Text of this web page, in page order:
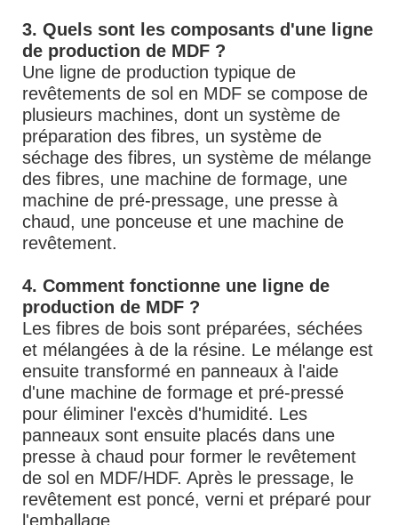
3. Quels sont les composants d'une ligne
de production de MDF ?
Une ligne de production typique de
revêtements de sol en MDF se compose de
plusieurs machines, dont un système de
préparation des fibres, un système de
séchage des fibres, un système de mélange
des fibres, une machine de formage, une
machine de pré-pressage, une presse à
chaud, une ponceuse et une machine de
revêtement.
4. Comment fonctionne une ligne de
production de MDF ?
Les fibres de bois sont préparées, séchées
et mélangées à de la résine. Le mélange est
ensuite transformé en panneaux à l'aide
d'une machine de formage et pré-pressé
pour éliminer l'excès d'humidité. Les
panneaux sont ensuite placés dans une
presse à chaud pour former le revêtement
de sol en MDF/HDF. Après le pressage, le
revêtement est poncé, verni et préparé pour
l'emballage.